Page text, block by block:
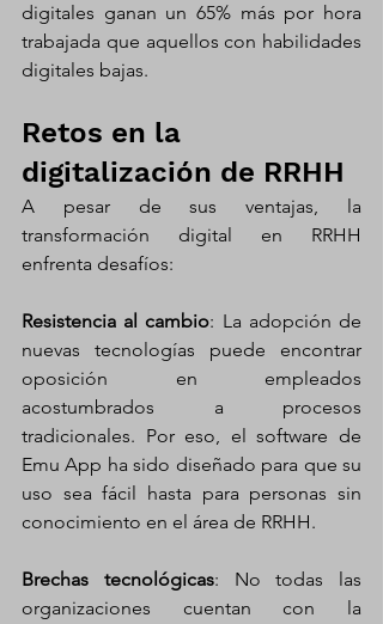
digitales ganan un 65% más por hora
trabajada que aquellos con habilidades
digitales bajas.
Retos en la
digitalización de RRHH
A pesar de sus ventajas, la
transformación digital en RRHH
enfrenta desafíos:​
Resistencia al cambio: La adopción de
nuevas tecnologías puede encontrar
oposición en empleados
acostumbrados a procesos
tradicionales.​ Por eso, el software de
Emu App ha sido diseñado para que su
uso sea fácil hasta para personas sin
conocimiento en el área de RRHH.
Brechas tecnológicas: No todas las
organizaciones cuentan con la